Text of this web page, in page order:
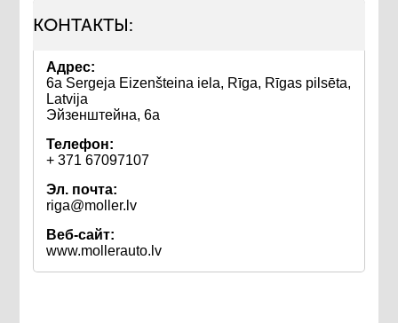
КОНТАКТЫ:
Адрес:
6a Sergeja Eizenšteina iela, Rīga, Rīgas pilsēta,
Latvija
Эйзенштейна, 6а
Телефон:
+ 371 67097107
Эл. почта:
riga@moller.lv
Веб-сайт:
www.mollerauto.lv